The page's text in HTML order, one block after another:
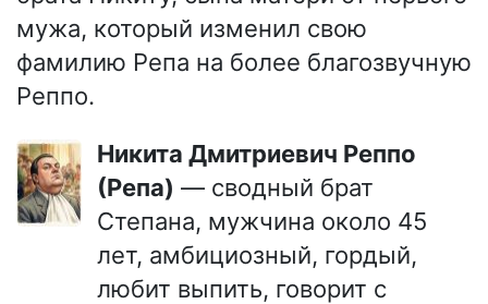
мужа, который изменил свою
фамилию Репа на более благозвучную
Реппо.
Никита Дмитриевич Реппо
(Репа) — сводный брат
Степана, мужчина около 45
лет, амбициозный, гордый,
любит выпить, говорит с